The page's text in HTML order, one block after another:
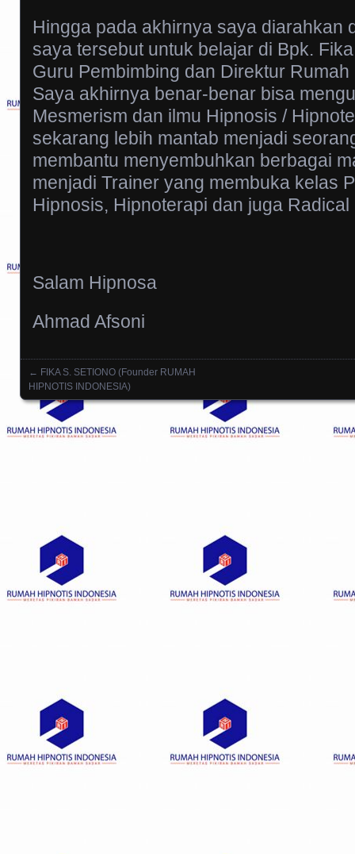
Hingga pada akhirnya saya diarahkan
saya tersebut untuk belajar di Bpk.
Guru Pembimbing dan Direktur
Saya akhirnya benar-benar bisa
Mesmerism dan ilmu Hipnosis /
sekarang lebih mantab menjadi
membantu menyembuhkan berbagai
menjadi Trainer yang membuka kelas
Hipnosis, Hipnoterapi dan juga
Salam Hipnosa
Ahmad Afsoni
Posts navigation
← FIKA S. SETIONO (Founder RUMAH
HIPNOTIS INDONESIA)